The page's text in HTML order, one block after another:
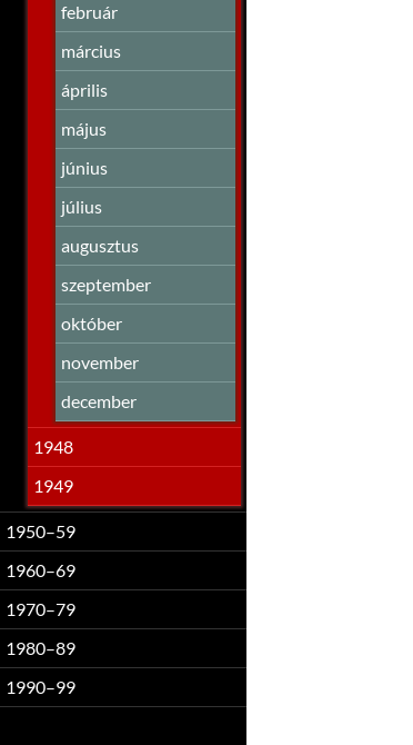
február
március
április
május
június
július
augusztus
szeptember
október
november
december
1948
1949
1950–59
1960–69
1970–79
1980–89
1990–99